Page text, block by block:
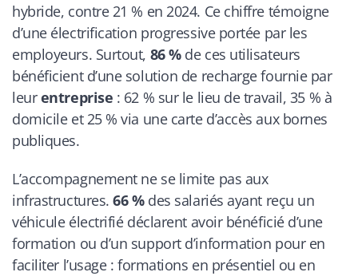
hybride, contre 21 % en 2024. Ce chiffre témoigne
d’une électrification progressive portée par les
employeurs. Surtout, 86 %de ces utilisateurs
bénéficient d’une solution de recharge fournie par
leurentreprise : 62 % sur le lieu de travail, 35 % à
domicile et 25 % via une carte d’accès aux bornes
publiques.
L’accompagnement ne se limite pas aux
infrastructures.66 %des salariés ayant reçu un
véhicule électrifié déclarent avoir bénéficié d’une
formation ou d’un support d’information pour en
faciliter l’usage : formations en présentiel ou en